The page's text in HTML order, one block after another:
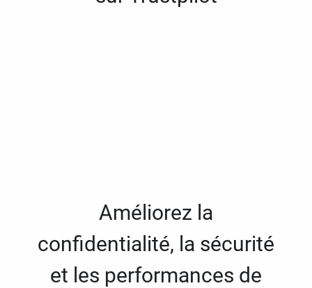
Améliorez la
confidentialité, la sécurité
et les performances de